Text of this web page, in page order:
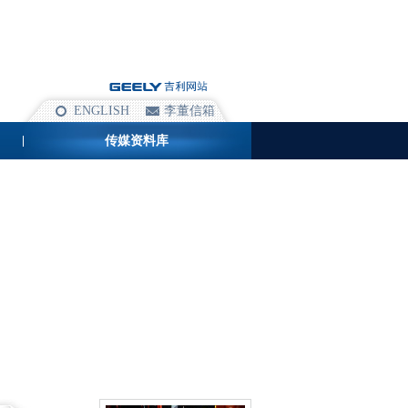
ENGLISH 李董信箱
传媒资料库